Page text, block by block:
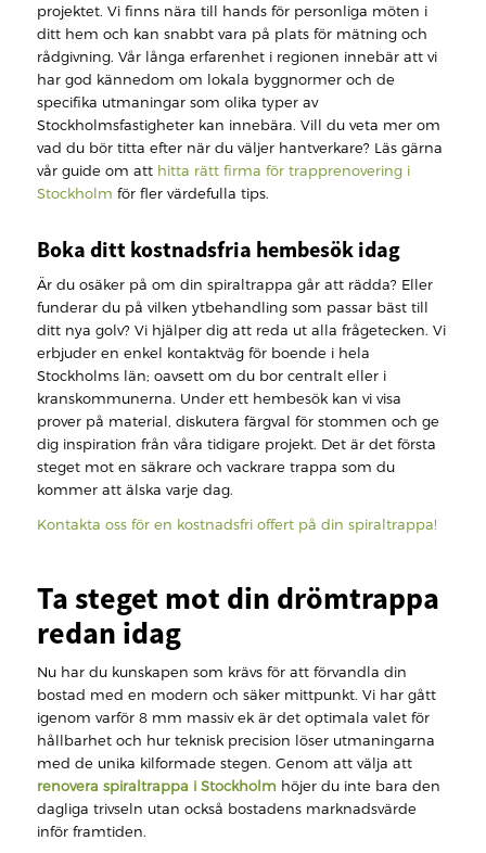
projektet. Vi finns nära till hands för personliga möten i
ditt hem och kan snabbt vara på plats för mätning och
rådgivning. Vår långa erfarenhet i regionen innebär att vi
har god kännedom om lokala byggnormer och de
specifika utmaningar som olika typer av
Stockholmsfastigheter kan innebära. Vill du veta mer om
vad du bör titta efter när du väljer hantverkare? Läs gärna
vår guide om att hitta rätt firma för trapprenovering i
Stockholm för fler värdefulla tips.
Boka ditt kostnadsfria hembesök idag
Är du osäker på om din spiraltrappa går att rädda? Eller
funderar du på vilken ytbehandling som passar bäst till
ditt nya golv? Vi hjälper dig att reda ut alla frågetecken. Vi
erbjuder en enkel kontaktväg för boende i hela
Stockholms län; oavsett om du bor centralt eller i
kranskommunerna. Under ett hembesök kan vi visa
prover på material, diskutera färgval för stommen och ge
dig inspiration från våra tidigare projekt. Det är det första
steget mot en säkrare och vackrare trappa som du
kommer att älska varje dag.
Kontakta oss för en kostnadsfri offert på din spiraltrappa!
Ta steget mot din drömtrappa
redan idag
Nu har du kunskapen som krävs för att förvandla din
bostad med en modern och säker mittpunkt. Vi har gått
igenom varför 8 mm massiv ek är det optimala valet för
hållbarhet och hur teknisk precision löser utmaningarna
med de unika kilformade stegen. Genom att välja att
renovera spiraltrappa i Stockholm höjer du inte bara den
dagliga trivseln utan också bostadens marknadsvärde
inför framtiden.